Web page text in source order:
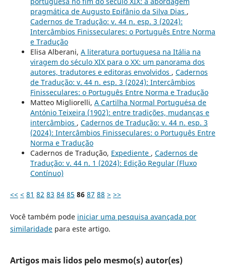
pragmática de Augusto Epifânio da Silva Dias ,
Cadernos de Tradução: v. 44 n. esp. 3 (2024):
Intercâmbios Finisseculares: o Português Entre Norma
e Tradução
Elisa Alberani, A literatura portuguesa na Itália na
viragem do século XIX para o XX: um panorama dos
autores, tradutores e editoras envolvidos , Cadernos
de Tradução: v. 44 n. esp. 3 (2024): Intercâmbios
Finisseculares: o Português Entre Norma e Tradução
Matteo Migliorelli, A Cartilha Normal Portuguésa de
António Teixeira (1902): entre tradições, mudanças e
intercâmbios , Cadernos de Tradução: v. 44 n. esp. 3
(2024): Intercâmbios Finisseculares: o Português Entre
Norma e Tradução
Cadernos de Tradução, Expediente , Cadernos de
Tradução: v. 44 n. 1 (2024): Edição Regular (Fluxo
Contínuo)
<< < 81 82 83 84 85 86 87 88 > >>
Você também pode iniciar uma pesquisa avançada por
similaridadepara este artigo.
Artigos mais lidos pelo mesmo(s) autor(es)